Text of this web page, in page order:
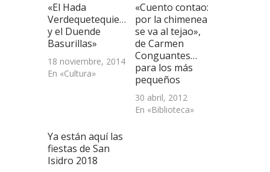
en
una
ventana
nueva)
«El Hada
Verdequetequieroverde
y el Duende
Basurillas»
18 noviembre, 2014
En «Cultura»
«Cuento contao:
por la chimenea
se va al tejao»,
de Carmen
Conguantes…
para los más
pequeños
30 abril, 2012
En «Biblioteca»
Ya están aquí las
fiestas de San
Isidro 2018